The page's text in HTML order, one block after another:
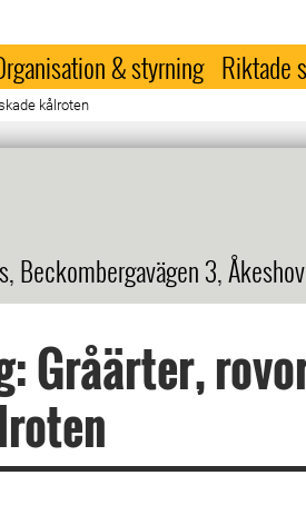
& styrning Riktade
kålroten
Beckombergavägen 3, Åkeshov
Gråärter,